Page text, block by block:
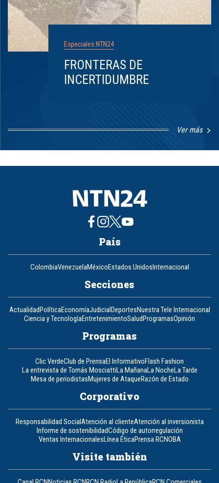
Especiales NTN24
FRONTERAS DE
INCERTIDUMBRE
Ver más
8
País
ColombiaVenezuelaMéxicoEstados UnidosInternacional
Secciones
ActualidadPolíticaEconomíaJudicialDeportesNuestra Tele Internacional
Ciencia y TecnologíaEntretenimientoSaludProgramasOpinión
Programas
Clic VerdeClub de PrensaEl InformativoFlash Fashion
La entrevista de Tomás MosciattiLa MañanaLa NocheLa Tarde
Mesa de periodistasMujeres de AtaqueRazón de Estado
Corporativo
Responsabilidad SocialAtención al clienteAtención al inversionista
Informe de sostenibilidadCódigo de autorregulación
Ventas InternacionalesLínea ÉticaPrensa RCNOBA
Visite también